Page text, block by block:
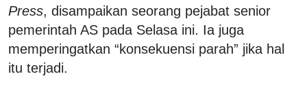
Press, disampaikan seorang pejabat senior
pemerintah AS pada Selasa ini. Ia juga
memperingatkan “konsekuensi parah” jika hal
itu terjadi.